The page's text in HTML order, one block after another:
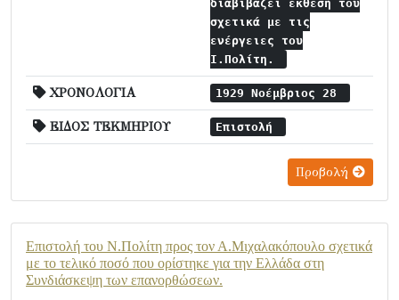
διαβιβάζει έκθεσή του
σχετικά με τις
ενέργειες του
Ι.Πολίτη.
ΧΡΟΝΟΛΟΓΙΑ 1929 Νοέμβριος 28
ΕΙΔΟΣ ΤΕΚΜΗΡΙΟΥ Επιστολή
Προβολή
Επιστολή του Ν.Πολίτη προς τον Α.Μιχαλακόπουλο σχετικά
με το τελικό ποσό που ορίστηκε για την Ελλάδα στη
Συνδιάσκεψη των επανορθώσεων.